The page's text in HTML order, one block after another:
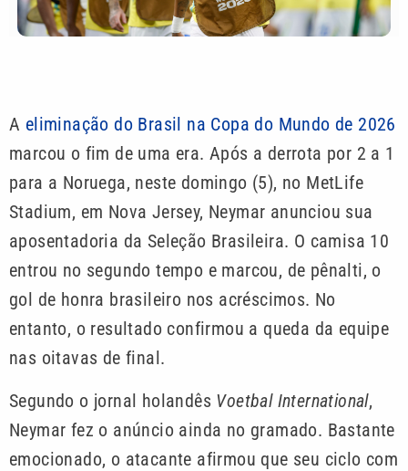
A eliminação do Brasil na Copa do Mundo de 2026
marcou o fim de uma era. Após a derrota por 2 a 1
para a Noruega, neste domingo (5), no MetLife
Stadium, em Nova Jersey, Neymar anunciou sua
aposentadoria da Seleção Brasileira. O camisa 10
entrou no segundo tempo e marcou, de pênalti, o
gol de honra brasileiro nos acréscimos. No
entanto, o resultado confirmou a queda da equipe
nas oitavas de final.
Segundo o jornal holandês Voetbal International,
Neymar fez o anúncio ainda no gramado. Bastante
emocionado, o atacante afirmou que seu ciclo com